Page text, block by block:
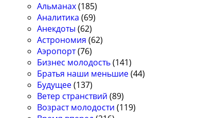
Альманах(185)
Аналитика (69)
Анекдоты (62)
Астрономия (62)
Аэропорт(76)
Бизнес молодость(141)
Братья наши меньшие(44)
Будущее(137)
Ветер странствий (89)
Возраст молодости (119)